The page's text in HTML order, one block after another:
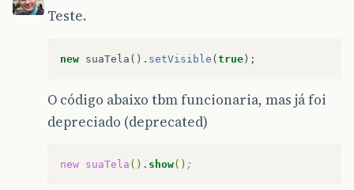
Teste.
new suaTela (). setVisible ( true );
O código abaixo tbm funcionaria, mas já foi
depreciado (deprecated)
new suaTela () . show() ;